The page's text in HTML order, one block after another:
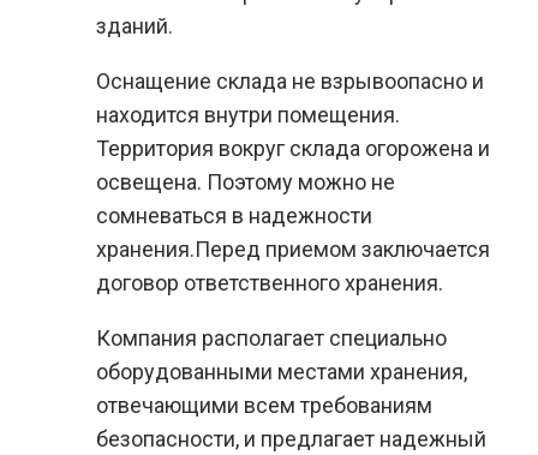
зданий.
Оснащение склада не взрывоопасно и
находится внутри помещения.
Территория вокруг склада огорожена и
освещена. Поэтому можно не
сомневаться в надежности
хранения.Перед приемом заключается
договор ответственного хранения.
Компания располагает специально
оборудованными местами хранения,
отвечающими всем требованиям
безопасности, и предлагает надежный